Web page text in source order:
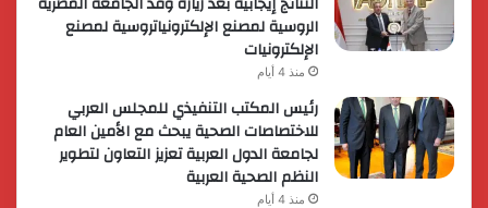
الروسية لمصنع الإلكترونياتروسية لمصنع
الإلكترونيات
منذ 4 أيام
رئيس المكتب التنفيذي للمجلس العربي
للاختصاصات الصحية يبحث مع الأمين العام
لجامعة الدول العربية تعزيز التعاون لتطوير
النظم الصحية العربية
منذ 4 أيام